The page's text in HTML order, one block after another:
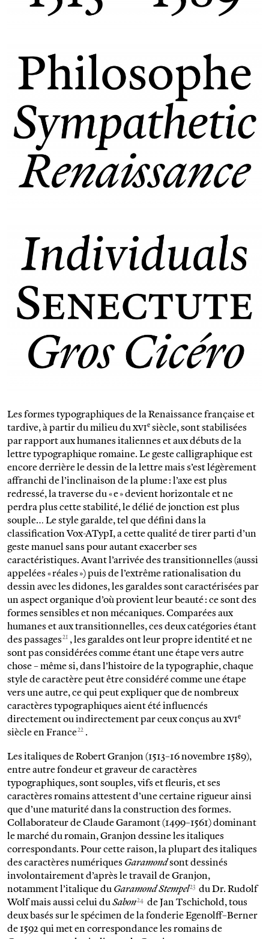
Les formes typographiques de la Renaissance française et
tardive, à partir du milieu du xvie siècle, sont stabilisées
par rapport aux humanes italiennes et aux débuts de la
lettre typographique romaine. Le geste calligraphique est
encore derrière le dessin de la lettre mais s’est légèrement
affranchi de l’inclinaison de la plume : l’axe est plus
redressé, la traverse du « e » devient horizontale et ne
perdra plus cette stabilité, le délié de jonction est plus
souple… Le style garalde, tel que défini dans la
classification Vox-ATypI, a cette qualité de tirer parti d’un
geste manuel sans pour autant exacerber ses
caractéristiques. Avant l’arrivée des transitionnelles (aussi
appelées « réales ») puis de l’extrême rationalisation du
dessin avec les didones, les garaldes sont caractérisées par
un aspect organique d’où provient leur beauté : ce sont des
formes sensibles et non mécaniques. Comparées aux
humanes et aux transitionnelles, ces deux catégories étant
des passages21 , les garaldes ont leur propre identité et ne
sont pas considérées comme étant une étape vers autre
chose – même si, dans l’histoire de la typographie, chaque
style de caractère peut être considéré comme une étape
vers une autre, ce qui peut expliquer que de nombreux
caractères typographiques aient été influencés
directement ou indirectement par ceux conçus au xvie
siècle en France22 .
Les italiques de Robert Granjon (1513–16 novembre 1589),
entre autre fondeur et graveur de caractères
typographiques, sont souples, vifs et fleuris, et ses
caractères romains attestent d’une certaine rigueur ainsi
que d’une maturité dans la construction des formes.
Collaborateur de Claude Garamont (1499–1561) dominant
le marché du romain, Granjon dessine les italiques
correspondants. Pour cette raison, la plupart des italiques
des caractères numériques Garamondsont dessinés
involontairement d’après le travail de Granjon,
notamment l’italique du Garamond Stempel23 du Dr. Rudolf
Wolf mais aussi celui duSabon24 de Jan Tschichold, tous
deux basés sur le spécimen de la fonderie Egenolff–Berner
de 1592 qui met en correspondance les romains de